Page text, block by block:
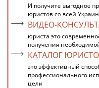
И получите выгодное
юристов со всей
ВИДЕО-
юриста это
получения
КАТАЛОГ
это эффективный
профессионального
цели